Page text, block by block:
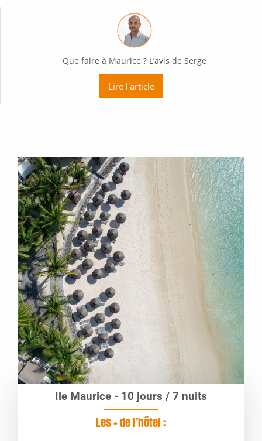
Que faire à Maurice ? L’avis de Serge
Lire l'article
Ile Maurice - 10 jours / 7 nuits
Les + de l’hôtel :